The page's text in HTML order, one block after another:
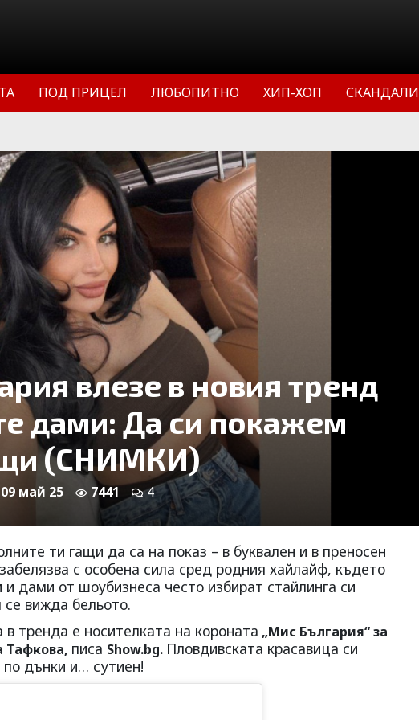
ПОД ПРИЦЕЛ ЛЮБОПИТНО ХИП-ХОП СКАНДАЛИ
влезе в новия тренд
дами: Да си покажем
(СНИМКИ)
май 25 7441 4
ти гащи да са на показ – в буквален и в преносен
с особена сила сред родния хайлайф, където
дами от шоубизнеса често избират стайлинга си
вижда бельото.
тренда е носителката на короната „Мис България“ за
Тафкова, писа Show.bg. Пловдивската красавица си
дънки и… сутиен!